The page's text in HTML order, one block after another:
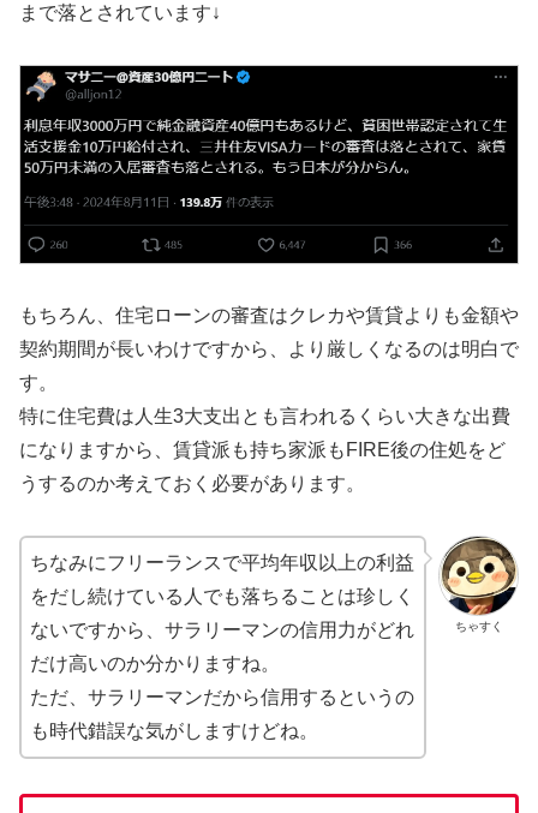
まで落とされています↓
もちろん、住宅ローンの審査はクレカや賃貸よりも金額や
契約期間が長いわけですから、より厳しくなるのは明白で
す。
特に住宅費は人生3大支出とも言われるくらい大きな出費
になりますから、賃貸派も持ち家派もFIRE後の住処をど
うするのか考えておく必要があります。
ちゃすく
ちなみにフリーランスで平均年収以上の利益
をだし続けている人でも落ちることは珍しく
ないですから、サラリーマンの信用力がどれ
だけ高いのか分かりますね。
ただ、サラリーマンだから信用するというの
も時代錯誤な気がしますけどね。